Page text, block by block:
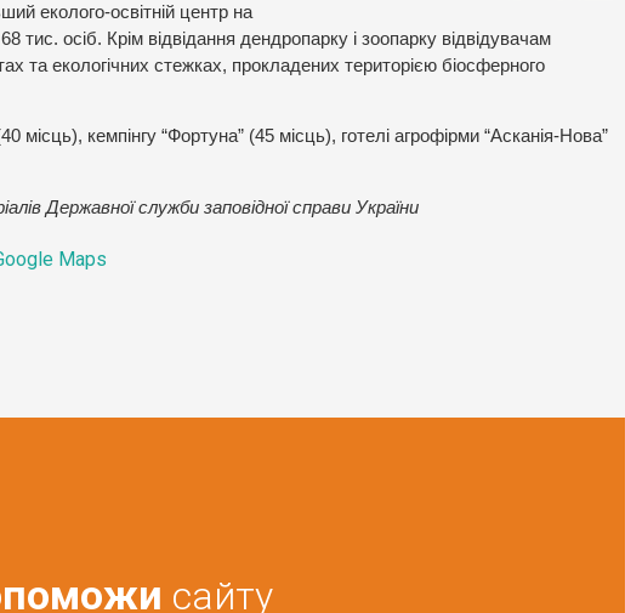
еколого-освітній центр на
тис. осіб. Крім відвідання дендропарку і зоопарку відвідувачам
та екологічних стежках, прокладених територією біосферного
місць), кемпінгу “Фортуна” (45 місць), готелі агрофірми “Асканія-Нова”
Державної служби заповідної справи України
Maps
сайту